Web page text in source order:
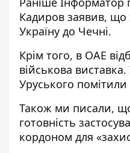
Кадиров заявив, що
Україну до Чечні.
Крім того, в ОАЕ
військова виставка.
Уруського
Також ми писали,
готовність
кордоном для